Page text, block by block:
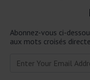
Abonnez-vous ci-
aux mots croisés